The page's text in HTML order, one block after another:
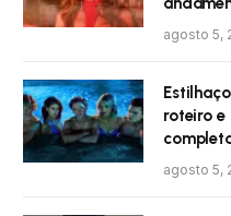
agosto 5,
roteiro e
agosto 5,